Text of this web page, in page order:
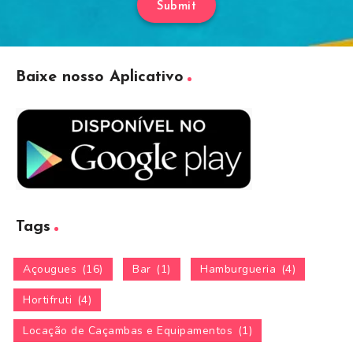
Submit
Baixe nosso Aplicativo
Tags
Açougues (16) Bar (1) Hamburgueria (4)
Hortifruti (4)
Locação de Caçambas e Equipamentos (1)